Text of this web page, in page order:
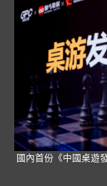
國內首份《中國桌遊